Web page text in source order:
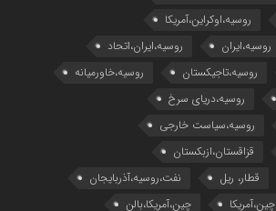
روسیه،اوکراین،آمریکا
روسیه،ایران
روسیه،ایران،اتحاد
روسیه،تاجیکستان
روسیه،خاورمیانه
روسیه،دریای سرخ
روسیه،سیاست خارجی
قزاقستان،ازبکستان
قطار، ریل
نفت،روسیه،آذربایجان
چین،آمریکا
چین،آمریکا،بالن